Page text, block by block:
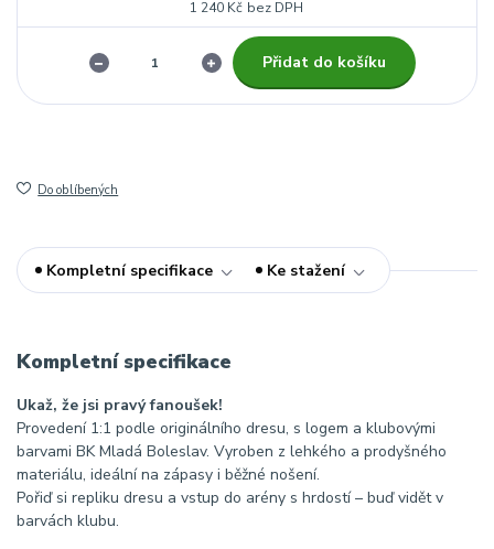
1 240 Kč bez DPH
Přidat do košíku
Do oblíbených
Kompletní specifikace Ke stažení
Kompletní specifikace
Ukaž, že jsi pravý fanoušek!
Provedení 1:1 podle originálního dresu, s logem a klubovými
barvami BK Mladá Boleslav. Vyroben z lehkého a prodyšného
materiálu, ideální na zápasy i běžné nošení.
Pořiď si repliku dresu a vstup do arény s hrdostí – buď vidět v
barvách klubu.